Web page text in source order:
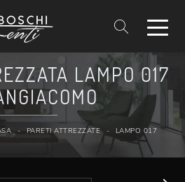
LAMPO 017
- PARETI ATTREZZATE - LAMPO 017